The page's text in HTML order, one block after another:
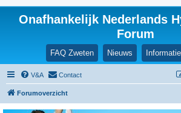
Onafhankelijk Nederlands
Forum
FAQ Zweten Nieuws Informatie
V&A Contact
Forumoverzicht